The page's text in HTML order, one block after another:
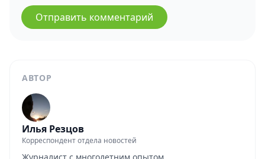
АВТОР
Илья Резцов
Корреспондент отдела новостей
Отправить комментарий